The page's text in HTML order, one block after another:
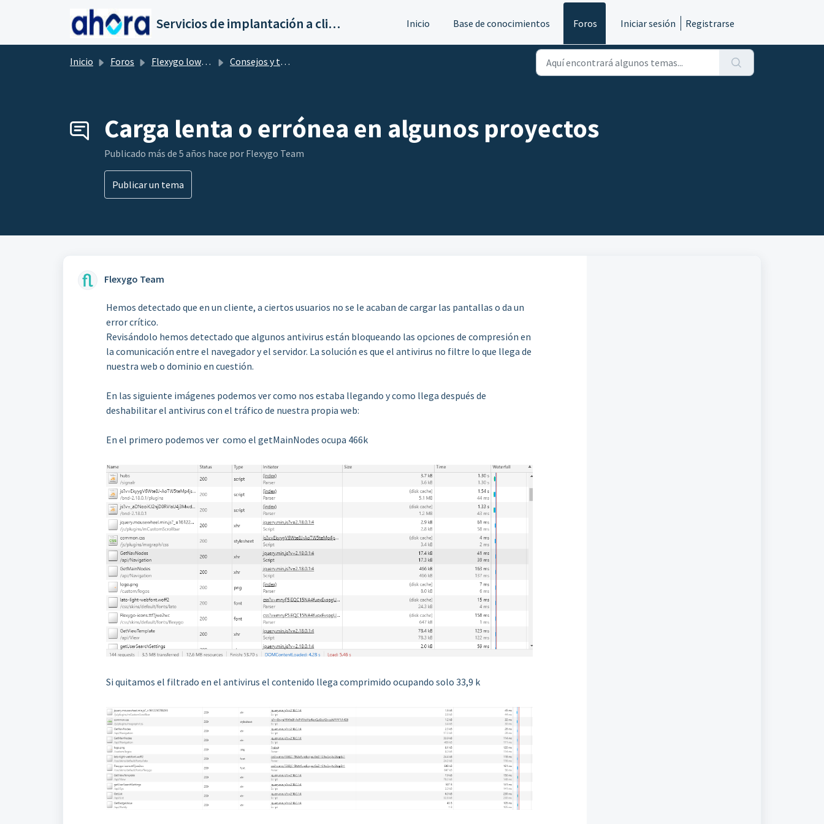
Saltar al contenido principal
Servicios de implantación a clientes de Ahora Inicio Base de conocimientos Foros Iniciar sesión Registrarse
Inicio Foros Flexygo low-Code Consejos y trucos
Carga lenta o errónea en algunos proyectos
Publicado más de 5 años hace por Flexygo Team
Publicar un tema
Flexygo Team
Hemos detectado que en un cliente, a ciertos usuarios no se le acaban de cargar las pantallas o da un
error crítico.
Revisándolo hemos detectado que algunos antivirus están bloqueando las opciones de compresión en
la comunicación entre el navegador y el servidor. La solución es que el antivirus no filtre lo que llega de
nuestra web o dominio en cuestión.
En las siguiente imágenes podemos ver como nos estaba llegando y como llega después de
deshabilitar el antivirus con el tráfico de nuestra propia web:
En el primero podemos ver como el getMainNodes ocupa 466k
Si quitamos el filtrado en el antivirus el contenido llega comprimido ocupando solo 33,9 k